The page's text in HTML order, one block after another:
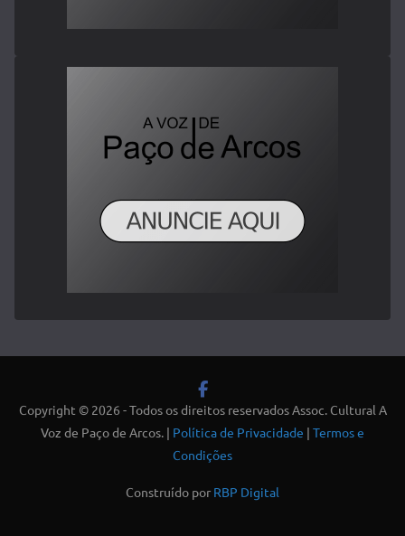
Copyright © 2026 - Todos os direitos reservados Assoc. Cultural A
Voz de Paço de Arcos. | Política de Privacidade | Termos e
Condições
Construído por RBP Digital